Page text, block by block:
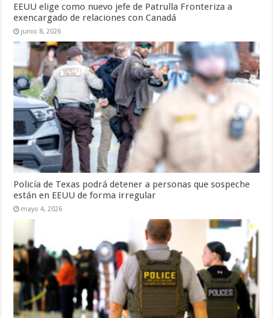
EEUU elige como nuevo jefe de Patrulla Fronteriza a
exencargado de relaciones con Canadá
junio 8, 2026
Policía de Texas podrá detener a personas que sospeche
están en EEUU de forma irregular
mayo 4, 2026